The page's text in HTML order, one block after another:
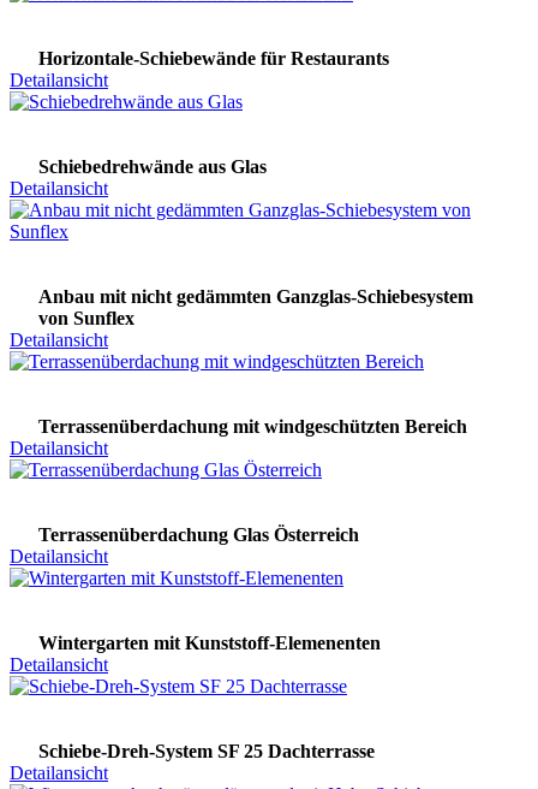
Horizontale-Schiebewände für Restaurants
Detailansicht
Schiebedrehwände aus Glas
Detailansicht
Anbau mit nicht gedämmten Ganzglas-Schiebesystem
von Sunflex
Detailansicht
Terrassenüberdachung mit windgeschützten Bereich
Detailansicht
Terrassenüberdachung Glas Österreich
Detailansicht
Wintergarten mit Kunststoff-Elemenenten
Detailansicht
Schiebe-Dreh-System SF 25 Dachterrasse
Detailansicht